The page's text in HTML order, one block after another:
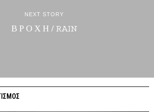
NEXT STORY
Β Ρ Ο Χ Η / RAIN